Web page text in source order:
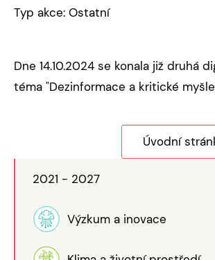
2021 - 2027
Výzkum a inovace
Typ akce: Ostatní
Dne 14.10.2024 se konala již druhá
téma "Dezinformace a kritické
Úvodní